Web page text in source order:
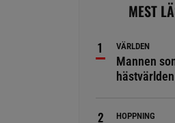
MEST
VÄRLDEN
Mannen
HOPPNING